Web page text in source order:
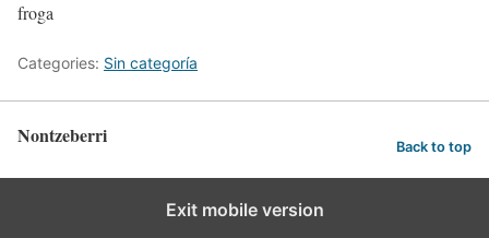
froga
Categories: Sin categoría
Nontzeberri Back to top
Exit mobile version